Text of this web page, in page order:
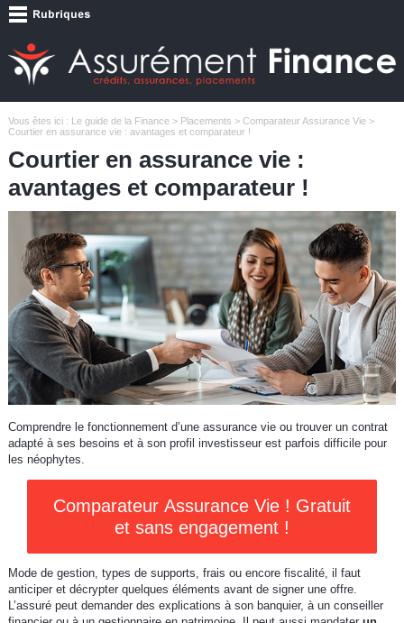
Vous êtes ici : Le guide de la Finance> Placements > Comparateur Assurance Vie>
Courtier en assurance vie : avantages et comparateur !
Courtier en assurance vie :
avantages et comparateur !
Comprendre le fonctionnement d’une assurance vie ou trouver un contrat
adapté à ses besoins et à son profil investisseur est parfois difficile pour
les néophytes.
Comparateur Assurance Vie ! Gratuit
et sans engagement !
Mode de gestion, types de supports, frais ou encore fiscalité, il faut
anticiper et décrypter quelques éléments avant de signer une offre.
L’assuré peut demander des explications à son banquier, à un conseiller